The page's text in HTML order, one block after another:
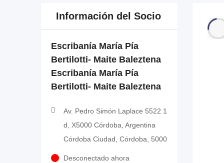
Información del Socio
Escribanía María Pía
Bertilotti- Maite Baleztena
Escribanía María Pía
Bertilotti- Maite Baleztena
Av. Pedro Simón Laplace 5522 1
d, X5000 Córdoba, Argentina
Córdoba Ciudad, Córdoba, 5000
Desconectado ahora